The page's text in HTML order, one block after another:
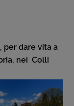
per dare vita a
nei Colli